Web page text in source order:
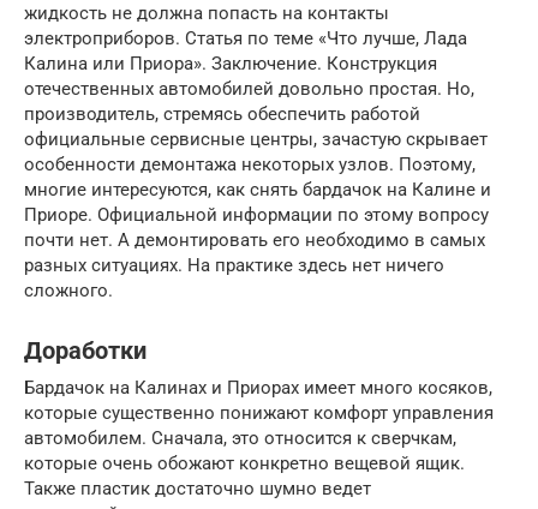
жидкость не должна попасть на контакты
электроприборов. Статья по теме «Что лучше, Лада
Калина или Приора». Заключение. Конструкция
отечественных автомобилей довольно простая. Но,
производитель, стремясь обеспечить работой
официальные сервисные центры, зачастую скрывает
особенности демонтажа некоторых узлов. Поэтому,
многие интересуются, как снять бардачок на Калине и
Приоре. Официальной информации по этому вопросу
почти нет. А демонтировать его необходимо в самых
разных ситуациях. На практике здесь нет ничего
сложного.
Доработки
Бардачок на Калинах и Приорах имеет много косяков,
которые существенно понижают комфорт управления
автомобилем. Сначала, это относится к сверчкам,
которые очень обожают конкретно вещевой ящик.
Также пластик достаточно шумно ведет